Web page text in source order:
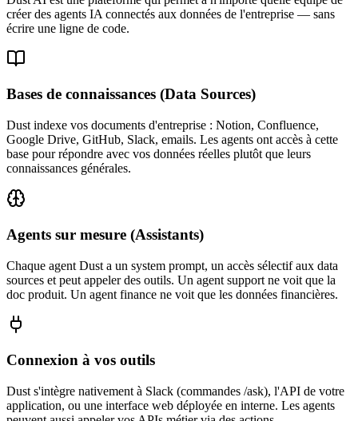
créer des agents IA connectés aux données de l'entreprise — sans
écrire une ligne de code.
Bases de connaissances (Data Sources)
Dust indexe vos documents d'entreprise : Notion, Confluence,
Google Drive, GitHub, Slack, emails. Les agents ont accès à cette
base pour répondre avec vos données réelles plutôt que leurs
connaissances générales.
Agents sur mesure (Assistants)
Chaque agent Dust a un system prompt, un accès sélectif aux data
sources et peut appeler des outils. Un agent support ne voit que la
doc produit. Un agent finance ne voit que les données financières.
Connexion à vos outils
Dust s'intègre nativement à Slack (commandes /ask), l'API de votre
application, ou une interface web déployée en interne. Les agents